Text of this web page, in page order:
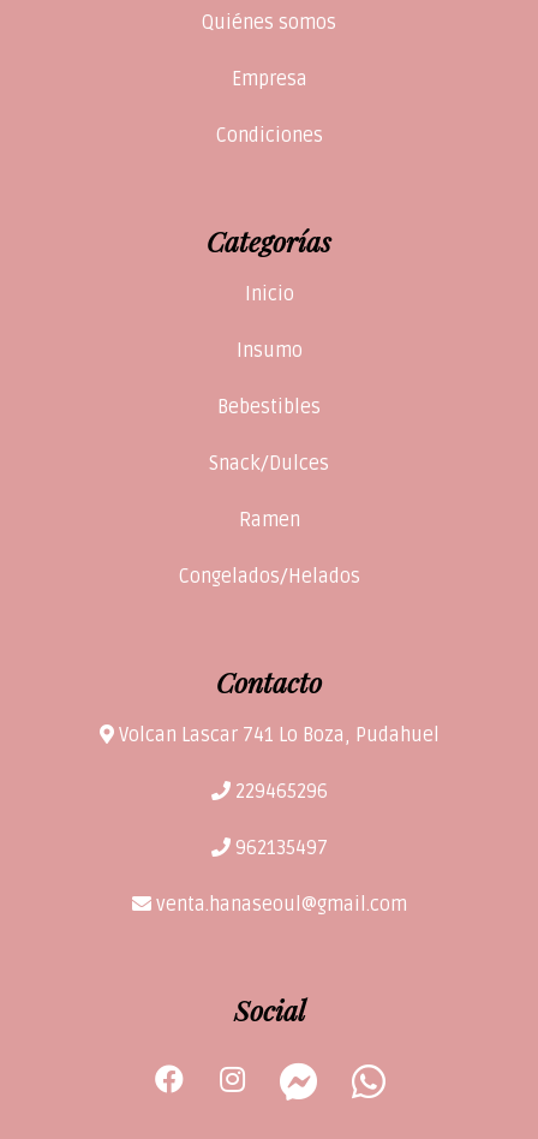
Quiénes somos
Empresa
Condiciones
Categorías
Inicio
Insumo
Bebestibles
Snack/Dulces
Ramen
Congelados/Helados
Contacto
Volcan Lascar 741 Lo Boza, Pudahuel
229465296
962135497
venta.hanaseoul@gmail.com
Social